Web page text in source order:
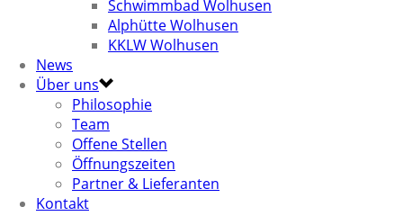
Schwimmbad Wolhusen
Alphütte Wolhusen
KKLW Wolhusen
News
Über uns
Philosophie
Team
Offene Stellen
Öffnungszeiten
Partner & Lieferanten
Kontakt